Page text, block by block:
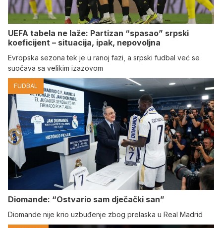
UEFA tabela ne laže: Partizan “spasao” srpski
koeficijent – situacija, ipak, nepovoljna
Evropska sezona tek je u ranoj fazi, a srpski fudbal već se
suočava sa velikim izazovom
FUDBAL
Diomande: “Ostvario sam dječački san”
Diomande nije krio uzbuđenje zbog prelaska u Real Madrid